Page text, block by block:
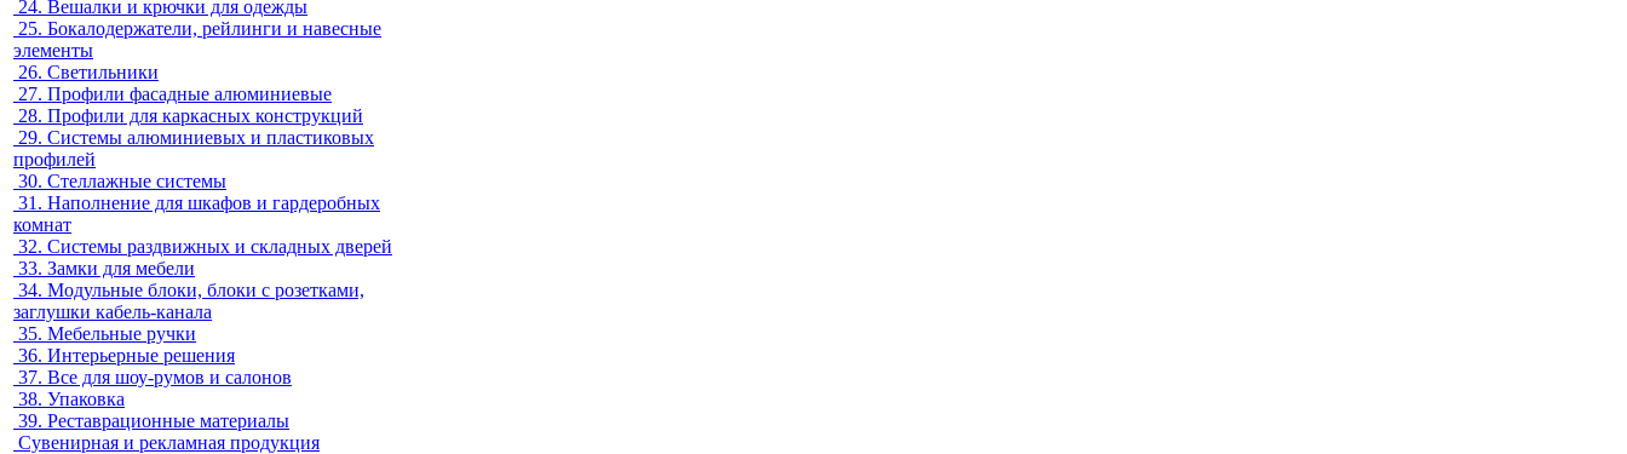
24. Вешалки и крючки для одежды
25. Бокалодержатели, рейлинги и навесные
элементы
26. Светильники
27. Профили фасадные алюминиевые
28. Профили для каркасных конструкций
29. Системы алюминиевых и пластиковых
профилей
30. Стеллажные системы
31. Наполнение для шкафов и гардеробных
комнат
32. Системы раздвижных и складных дверей
33. Замки для мебели
34. Модульные блоки, блоки с розетками,
заглушки кабель-канала
35. Мебельные ручки
36. Интерьерные решения
37. Все для шоу-румов и салонов
38. Упаковка
39. Реставрационные материалы
Сувенирная и рекламная продукция